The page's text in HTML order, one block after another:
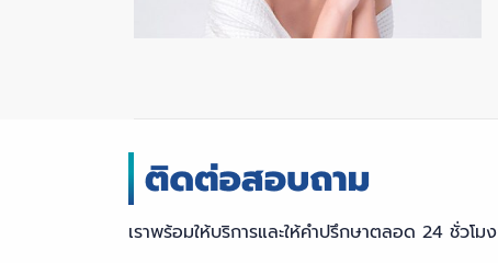
เราพร้อมให้บริการและให้คำปรึกษาตลอด 24 ชั่วโมง